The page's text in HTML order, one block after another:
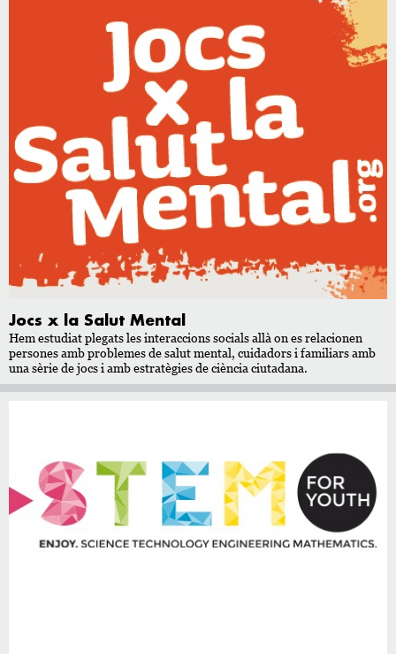
Jocs x la Salut Mental
Hem estudiat plegats les interaccions socials allà on es relacionen
persones amb problemes de salut mental, cuidadors i familiars amb
una sèrie de jocs i amb estratègies de ciència ciutadana.